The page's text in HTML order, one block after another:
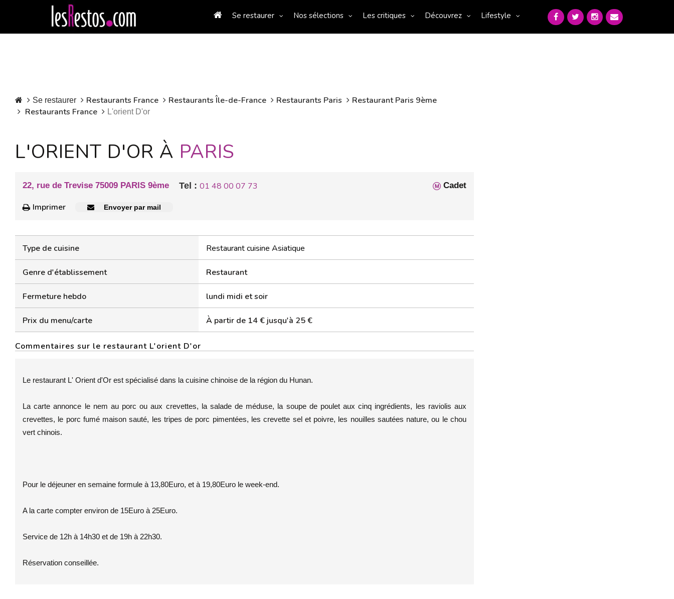
Se restaurer Nos sélections Les critiques Découvrez Lifestyle
Se restaurer Restaurants France Restaurants Île-de-France Restaurants Paris
Restaurant Paris 9ème
Restaurants France
L'orient D'or
L'ORIENT D'OR À PARIS
22, rue de Trevise 75009 PARIS 9ème Cadet
Tel : 01 48 00 07 73
Imprimer
Envoyer par mail
Type de cuisine Restaurant cuisine Asiatique
Genre d'établissement Restaurant
Fermeture hebdo lundi midi et soir
Prix du menu/carte À partir de 14 € jusqu'à 25 €
Commentaires sur le restaurant L'orient D'or
Le restaurant L' Orient d'Or est spécialisé dans la cuisine chinoise de la région du Hunan.
La carte annonce le nem au porc ou aux crevettes, la salade de méduse, la soupe de poulet aux cinq ingrédients, les raviolis aux
crevettes, le porc fumé maison sauté, les tripes de porc pimentées, les crevette sel et poivre, les nouilles sautées nature, ou le chou
vert chinois.
Pour le déjeuner en semaine formule à 13,80Euro, et à 19,80Euro le week-end.
A la carte compter environ de 15Euro à 25Euro.
Service de 12h à 14h30 et de 19h à 22h30.
Réservation conseillée.